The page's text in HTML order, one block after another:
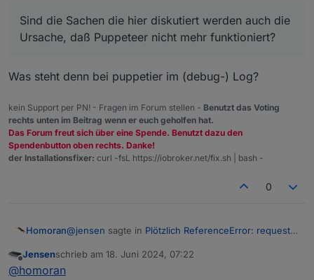
Sind die Sachen die hier diskutiert werden auch die
Ursache, daß Puppeteer nicht mehr funktioniert?
Was steht denn bei puppetier im (debug-) Log?
kein Support per PN! - Fragen im Forum stellen - Benutzt das Voting
rechts unten im Beitrag wenn er euch geholfen hat.
Das Forum freut sich über eine Spende. Benutzt dazu den
Spendenbutton oben rechts. Danke!
der Installationsfixer: curl -fsL https://iobroker.net/fix.sh | bash -
0
Homoran@jensen sagte in Plötzlich ReferenceError: request
Offline
Jensenschrieb am 18. Juni 2024, 07:22
zuletzt editiert von
@homoran